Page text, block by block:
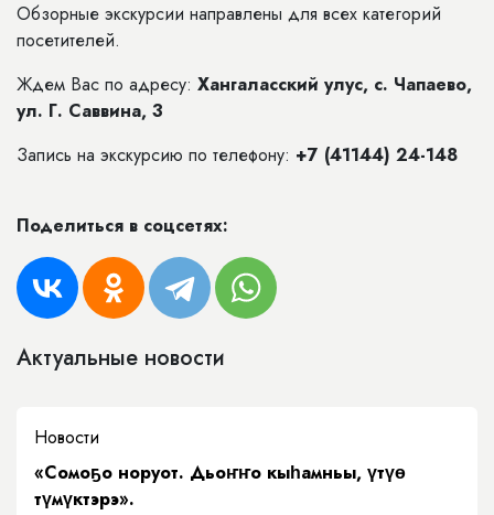
Обзорные экскурсии направлены для всех категорий
посетителей.
Ждем Вас по адресу: Хангаласский улус, с. Чапаево,
ул. Г. Саввина, 3
Запись на экскурсию по телефону: +7 (41144) 24-148
Поделиться в соцсетях:
Актуальные новости
Новости
«Сомоҕо норуот. Дьоҥҥо кыһамньы, үтүө
түмүктэрэ».